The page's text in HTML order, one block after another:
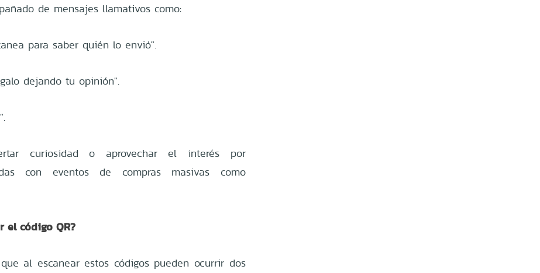
de mensajes llamativos como:
para saber quién lo envió".
dejando tu opinión".
curiosidad o aprovechar el interés por
con eventos de compras masivas como
el código QR?
al escanear estos códigos pueden ocurrir dos